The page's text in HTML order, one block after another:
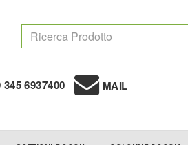
345 6937400 MAIL